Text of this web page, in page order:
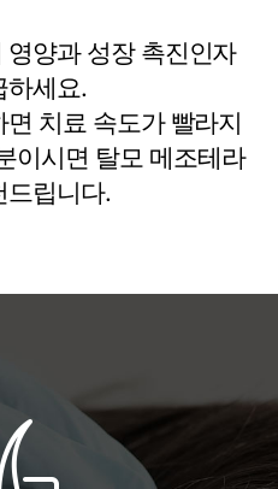
양과 성장 촉진인자
하세요.
치료 속도가 빨라지
이시면 탈모 메조테라
드립니다.